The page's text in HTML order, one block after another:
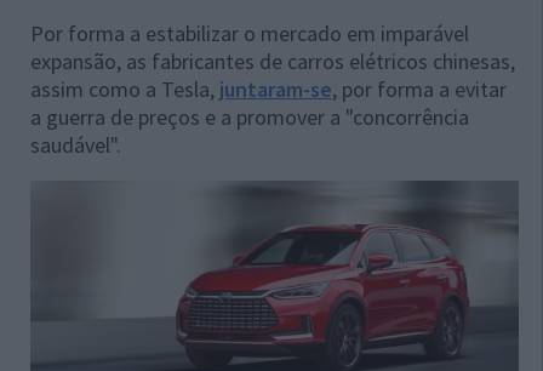
Por forma a estabilizar o mercado em imparável
expansão, as fabricantes de carros elétricos chinesas,
assim como a Tesla, juntaram-se, por forma a evitar
a guerra de preços e a promover a "concorrência
saudável".